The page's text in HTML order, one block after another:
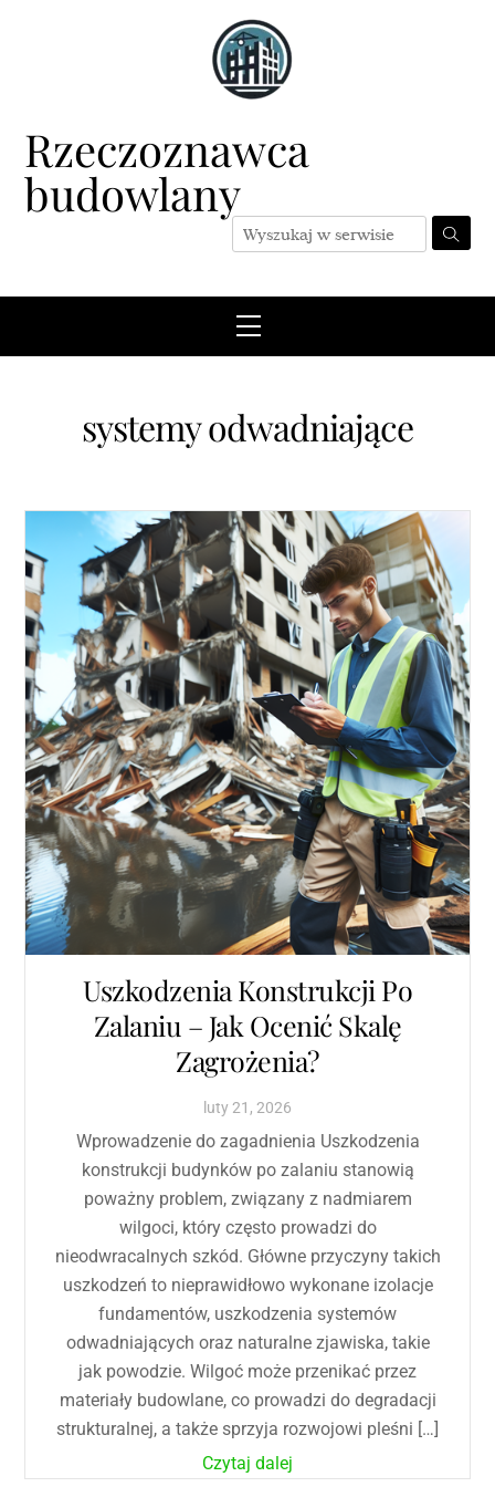
Rzeczoznawca
budowlany
Menu
systemy odwadniające
Uszkodzenia Konstrukcji Po
Zalaniu – Jak Ocenić Skalę
Zagrożenia?
luty21 , 2026
Wprowadzenie do zagadnienia Uszkodzenia
konstrukcji budynków po zalaniu stanowią
poważny problem, związany z nadmiarem
wilgoci, który często prowadzi do
nieodwracalnych szkód. Główne przyczyny takich
uszkodzeń to nieprawidłowo wykonane izolacje
fundamentów, uszkodzenia systemów
odwadniających oraz naturalne zjawiska, takie
jak powodzie. Wilgoć może przenikać przez
materiały budowlane, co prowadzi do degradacji
strukturalnej, a także sprzyja rozwojowi pleśni […]
Czytaj dalej